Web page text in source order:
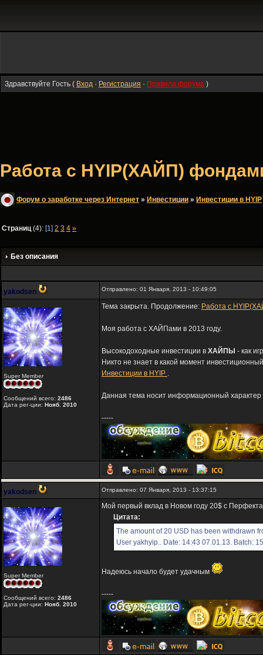
Здравствуйте Гость ( Вход · Регистрация · Правила форума )
Работа с HYIP(ХАЙП)
Форум о заработке через Интернет » Инвестиции » Инвестиции в HYIP
Страниц(4): [1] 2 3 4 »
Без описания
yakodsen Отправлено: 01 Января, 2013 - 10:49:05
Super Member
Сообщений всего: 2486
Дата рег-ции: Нояб. 2010
Тема закрыта. Продолжение: Работа с
Моя работа с ХАЙПами в 2013 году.
Высокодоходные инвестиции в ХАЙПЫ - как
Никто не знает в какой момент
Инвестиции в HYIP .
Данная тема носит информационный характер
-----
yakodsen Отправлено: 07 Января, 2013 - 13:37:15
Super Member
Сообщений всего: 2486
Дата рег-ции: Нояб. 2010
Мой первый вклад в Новом году 20$ с
Цитата:
The amount of 20 USD has been withdrawn
User yakhyip.. Date: 14:43 07.01.13. Batch:
Надеюсь начало будет удачным
-----